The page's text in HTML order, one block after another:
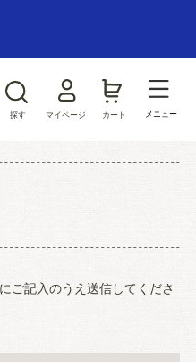
探す マイページ カート メニュー
ご記入のうえ送信してくださ